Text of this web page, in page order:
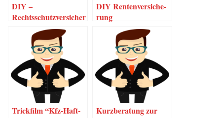
DIY –
Rechtsschutzversicher
DIY Ren­ten­ver­si­che­
rung
Trick­film “Kfz-Haf­t­
Kurz­be­ra­tung zur